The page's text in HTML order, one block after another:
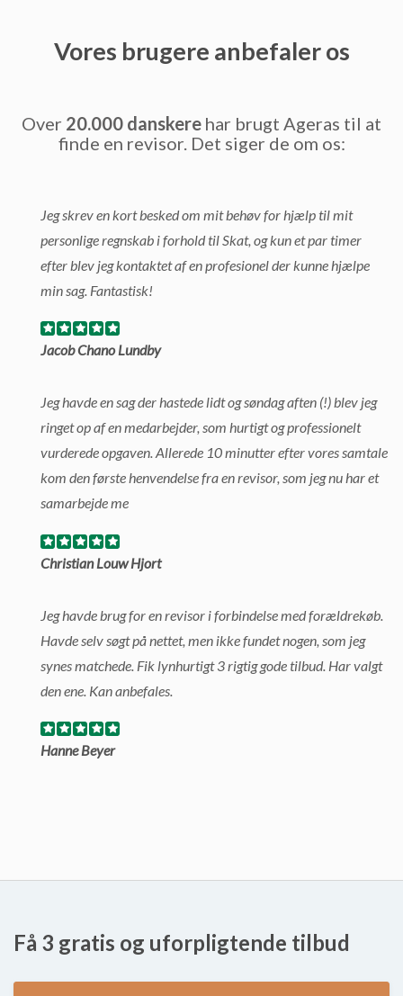
Vores brugere anbefaler os
Over 20.000 danskere har brugt Ageras til at
finde en revisor. Det siger de om os:
Jeg skrev en kort besked om mit behøv for hjælp til mit
personlige regnskab i forhold til Skat, og kun et par timer
efter blev jeg kontaktet af en profesionel der kunne hjælpe
min sag. Fantastisk!
Jacob Chano Lundby
Jeg havde en sag der hastede lidt og søndag aften (!) blev jeg
ringet op af en medarbejder, som hurtigt og professionelt
vurderede opgaven. Allerede 10 minutter efter vores samtale
kom den første henvendelse fra en revisor, som jeg nu har et
samarbejde me
Christian Louw Hjort
Jeg havde brug for en revisor i forbindelse med forældrekøb.
Havde selv søgt på nettet, men ikke fundet nogen, som jeg
synes matchede. Fik lynhurtigt 3 rigtig gode tilbud. Har valgt
den ene. Kan anbefales.
Hanne Beyer
Få 3 gratis og uforpligtende tilbud